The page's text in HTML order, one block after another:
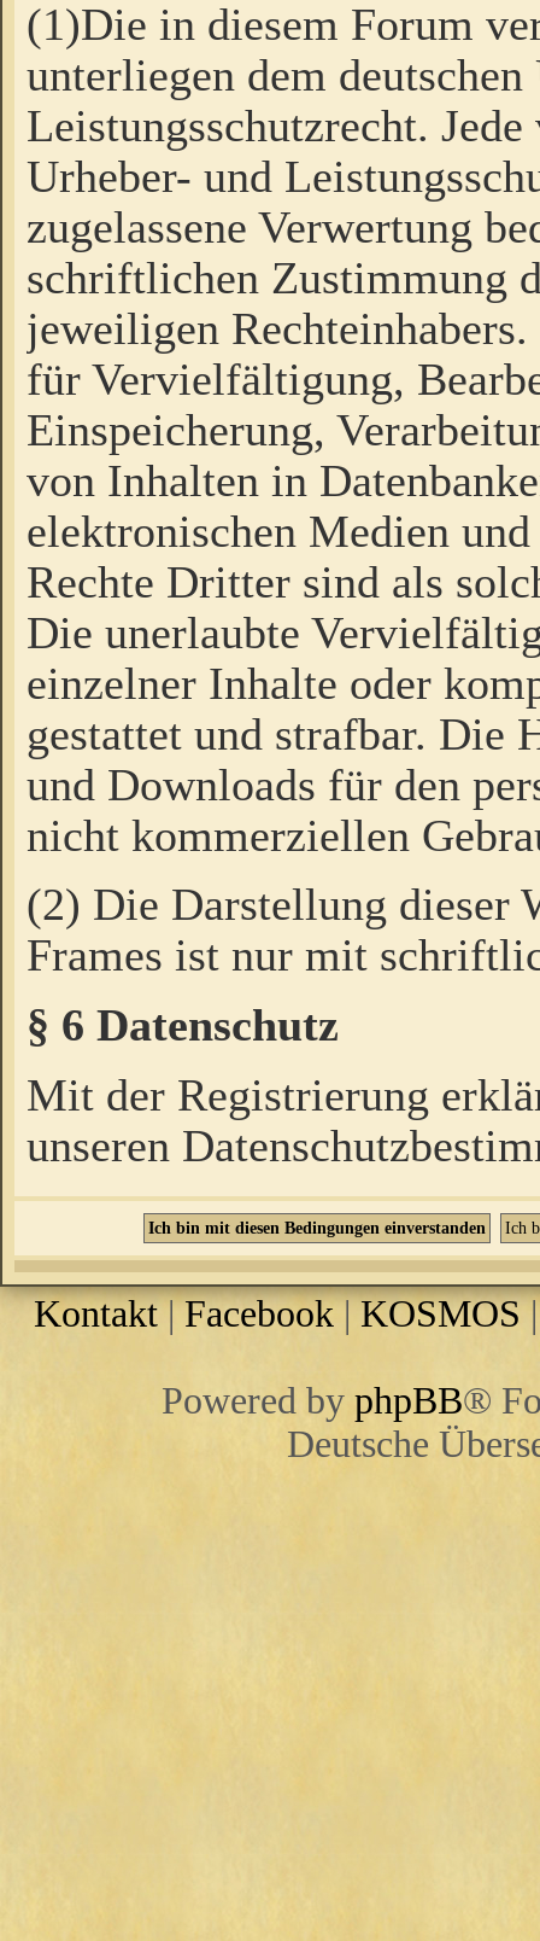
(1)Die in diesem Forum
unterliegen dem
Leistungsschutzrecht.
Urheber- und
zugelassene Verwertung
schriftlichen Zustimmung
jeweiligen
für Vervielfältigung,
Einspeicherung,
von Inhalten in
elektronischen Medien
Rechte Dritter sind als
Die unerlaubte
einzelner Inhalte oder
gestattet und strafbar. Die
und Downloads für den
nicht kommerziellen
(2) Die Darstellung dieser
Frames ist nur mit
§ 6 Datenschutz
Mit der Registrierung
unseren
Kontakt |Facebook | KOSMOS
Powered by phpBB®
Deutsche